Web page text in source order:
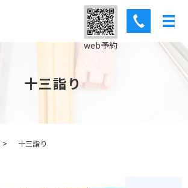
web予約
十三詣り
十三詣り